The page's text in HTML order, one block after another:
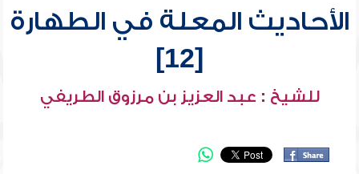
الأحاديث المعلة في الطهارة
[12]
للشيخ : عبد العزيز بن مرزوق الطريفي